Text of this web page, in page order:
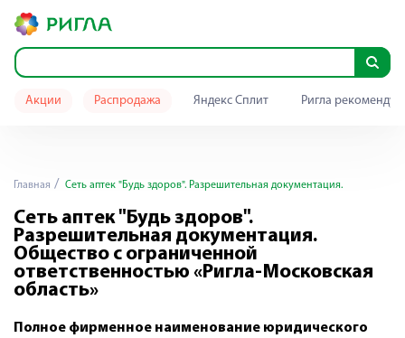
Акции Распродажа Яндекс Сплит Ригла
Главная Сеть аптек "Будь здоров". Разрешительная документация.
Сеть аптек "Будь здоров".
Разрешительная документация.
Общество с ограниченной
ответственностью «Ригла-Московская
область»
Полное фирменное наименование юридического